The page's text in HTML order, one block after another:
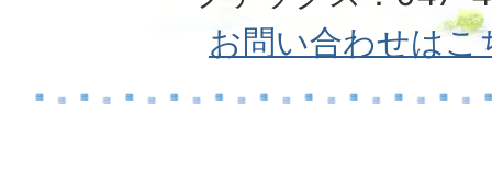
お問い合わせはこ